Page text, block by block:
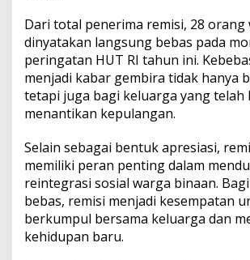
Dari total penerima remisi, 28 orang
dinyatakan langsung bebas pada
peringatan HUT RI tahun ini.
menjadi kabar gembira tidak hanya
tetapi juga bagi keluarga yang telah
menantikan kepulangan.
Selain sebagai bentuk apresiasi,
memiliki peran penting dalam
reintegrasi sosial warga binaan.
bebas, remisi menjadi kesempatan
berkumpul bersama keluarga dan
kehidupan baru.